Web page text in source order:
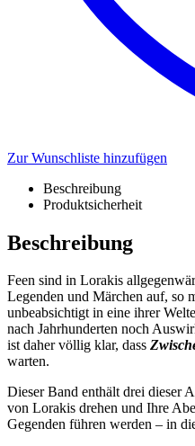
Zur Wunschliste hinzufügen
Beschreibung
Produktsicherheit
Beschreibung
Feen sind in Lorakis
Legenden und Märchen auf, so
unbeabsichtigt in eine ihrer
nach Jahrhunderten noch
ist daher völlig klar, dass
warten.
Dieser Band enthält drei dieser
von Lorakis drehen und Ihre
Gegenden führen werden – in